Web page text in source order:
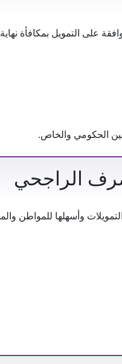
على التمويل بمكافأة
الحكومي والخاص.
الراجحي
وأسهلها للمواطن